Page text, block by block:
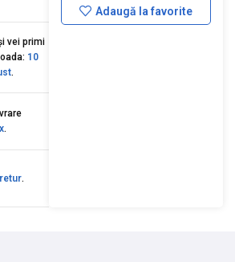
vei primi
10
.
.
retur.
Adaugă la favorite